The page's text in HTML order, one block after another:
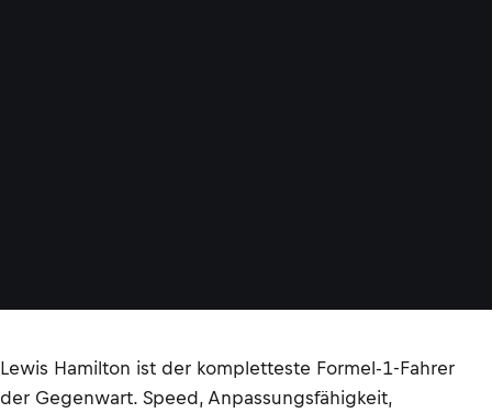
Lewis Hamilton ist der kompletteste Formel-1-Fahrer
der Gegenwart. Speed, Anpassungsfähigkeit,